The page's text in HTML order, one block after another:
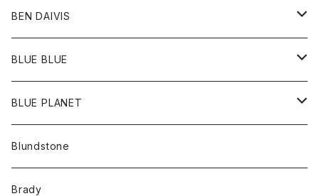
バッグ
ポーチ
トップス
Ｔシャツ
BEN DAIVIS
ポトム
パンツ
BLUE BLUE
アウター
カーディガン
コート
アクセサリー
バッグ
キッズ
BLUE PLANET
サングラス
Blundstone
Brady